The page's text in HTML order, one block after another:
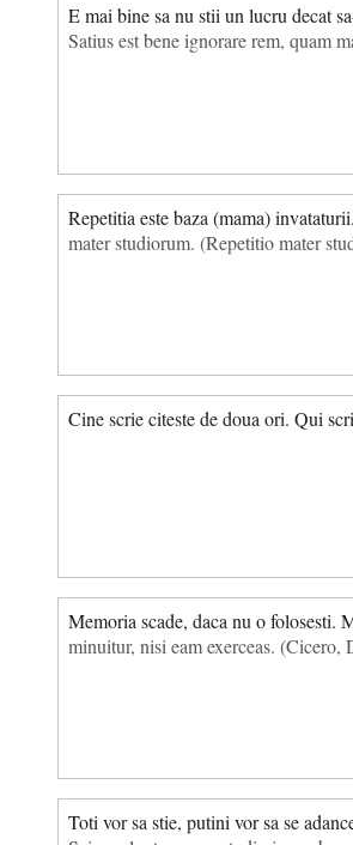
E mai bine sa nu stii un lucru decat
Satius est bene ignorare rem, quam
Repetitia este baza (mama)
mater studiorum. (Repetitio mater
Cine scrie citeste de doua ori. Qui
Memoria scade, daca nu o folosesti.
minuitur, nisi eam exerceas. (Cicero,
Toti vor sa stie, putini vor sa se